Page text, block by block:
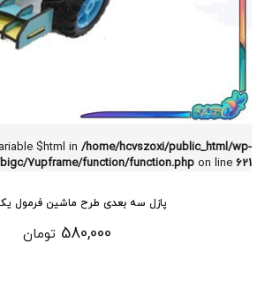
$html in /home/hcvszoxi/public_html/wp-
7upframe/function/function.php on line 621
پازل سه بعدی طرح ماشین فرمول
580,000 تومان